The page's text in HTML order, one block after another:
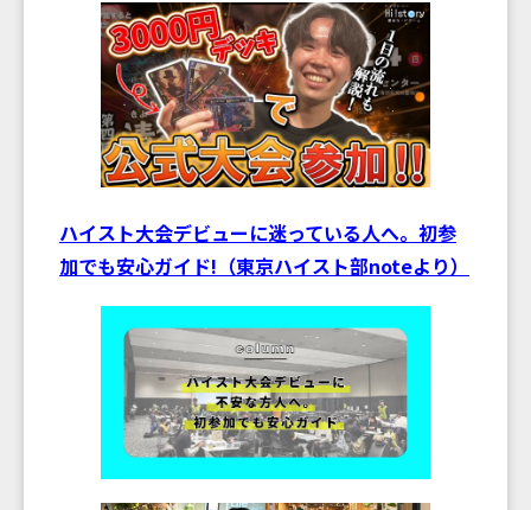
ハイスト大会デビューに迷っている人へ。初参
加でも安心ガイド!（東京ハイスト部noteより）